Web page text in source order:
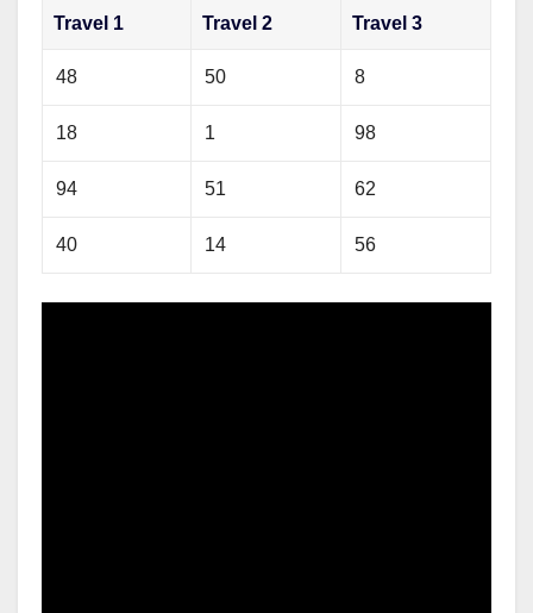
Travel 1 Travel 2 Travel 3
48 50 8
18 1 98
94 51 62
40 14 56